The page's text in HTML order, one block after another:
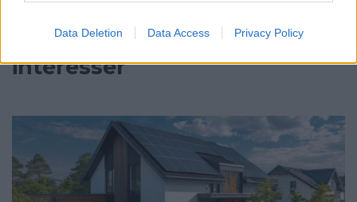
Data Deletion Data Access Privacy Policy
Ces articles pourraientvous
intéresser